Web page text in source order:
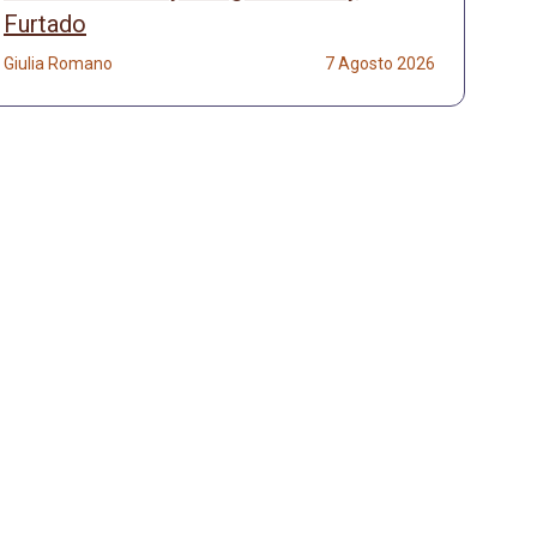
Furtado
Giulia Romano 7 Agosto 2026